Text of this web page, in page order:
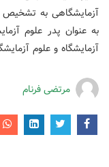
آزمایشگاهی به تشخیص
به عنوان پدر علوم
آزمایشگاه و علوم
مرتضی فرنام